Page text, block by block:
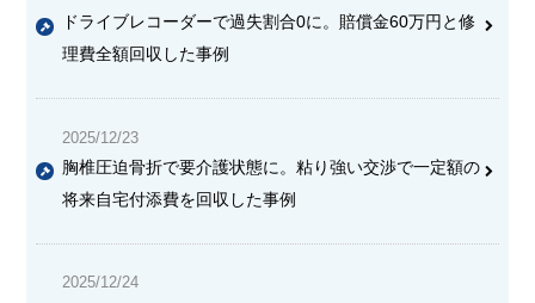
ドライブレコーダーで過失割合0に。賠償金60万円と修
理費全額回収した事例
2025/12/23
胸椎圧迫骨折で要介護状態に。粘り強い交渉で一定額の
将来自宅付添費を回収した事例
2025/12/24